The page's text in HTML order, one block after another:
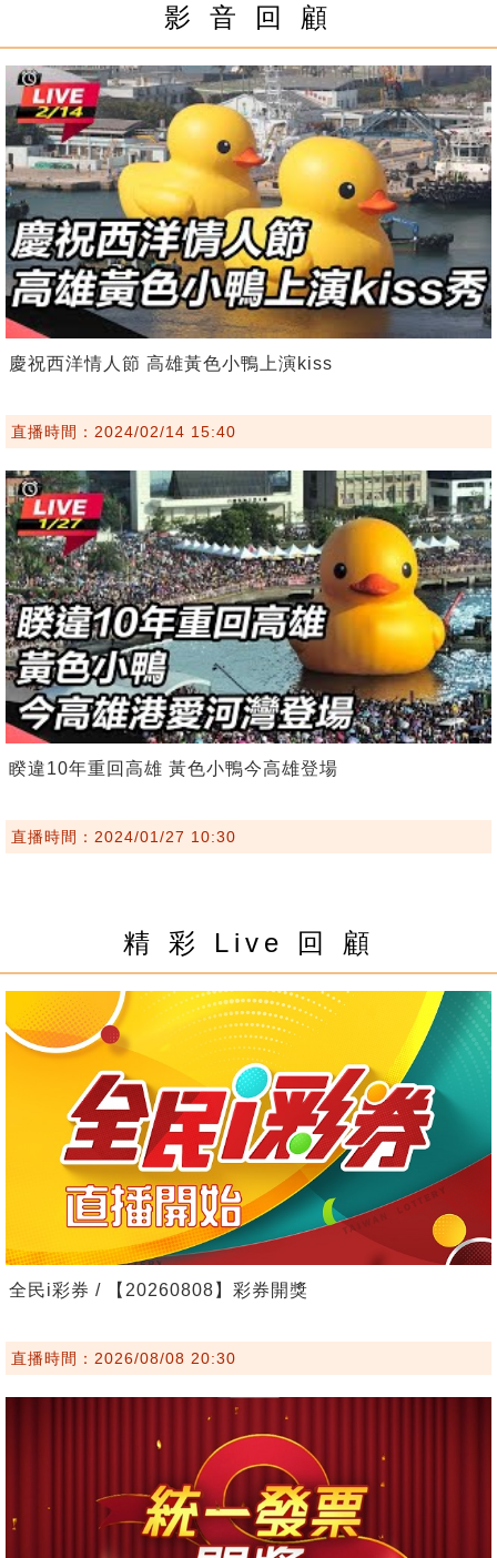
影 音 回 顧
慶祝西洋情人節 高雄黃色小鴨上演kiss
直播時間：2024/02/14 15:40
睽違10年重回高雄 黃色小鴨今高雄登場
直播時間：2024/01/27 10:30
精 彩 Live 回 顧
全民i彩券 / 【20260808】彩券開獎
直播時間：2026/08/08 20:30